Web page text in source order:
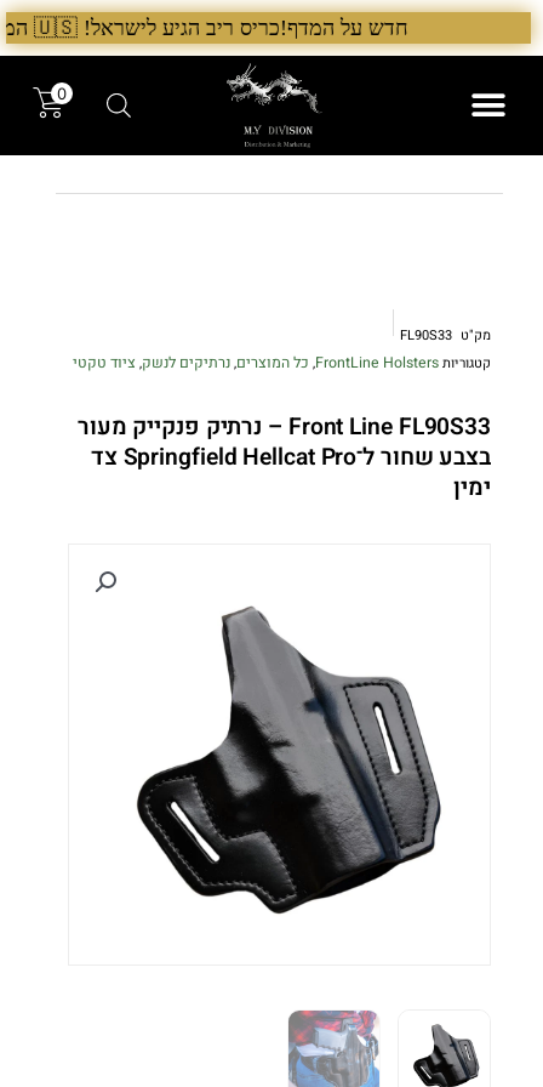
דילוג
לתוכן
חדש על המדף!כריס ריב הגיע לישראל! 🇺🇸 המלאי הראשון בארץ – עכשיו אצל היבואן הבלעדי לרגל ההשקה, 5% הנחה על כל מוצרי Chris Reeve לזמן מוגבל. בנוסף, הגיע גם מלאי חדש של Benchmade ו־Microtech. לרכישה עכשיו›. >
0
מק"ט FL90S33
קטגוריותFrontLine Holsters
, כל המוצרים,נרתיקים לנשק, ציוד טקטי
Front Line FL90S33 – נרתיק פנקייק מעור
בצבע שחור ל־Springfield Hellcat Pro צד
ימין